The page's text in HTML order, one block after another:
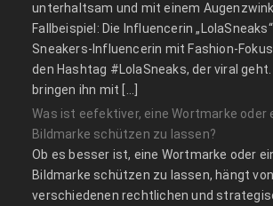
unterhaltsam und mit einem
Fallbeispiel: Die Influencerin
Sneakers-Influencerin mit Fashion-
den Hashtag #LolaSneaks, der viral geht.
bringen ihn mit […]
Was ist eefektiver, eine Wortmarke oder
Bildmarke schützen zu lassen?
Ob es besser ist, eine Wortmarke oder
Bildmarke schützen zu lassen, hängt von
verschiedenen rechtlichen und